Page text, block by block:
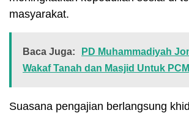
masyarakat.
Baca Juga:
PD Muhammadiyah
Wakaf Tanah dan Masjid Untuk
Suasana pengajian berlangsung